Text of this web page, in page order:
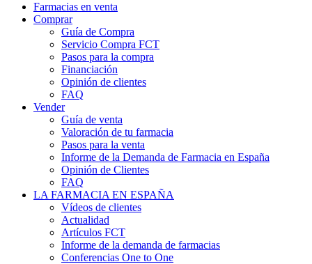
Farmacias en venta
Comprar
Guía de Compra
Servicio Compra FCT
Pasos para la compra
Financiación
Opinión de clientes
FAQ
Vender
Guía de venta
Valoración de tu farmacia
Pasos para la venta
Informe de la Demanda de Farmacia en España
Opinión de Clientes
FAQ
LA FARMACIA EN ESPAÑA
Vídeos de clientes
Actualidad
Artículos FCT
Informe de la demanda de farmacias
Conferencias One to One